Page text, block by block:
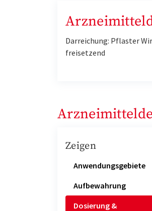
Darreichung: Pflaster
freisetzend
Zeigen
Anwendungsgebiete
Aufbewahrung
Dosierung &